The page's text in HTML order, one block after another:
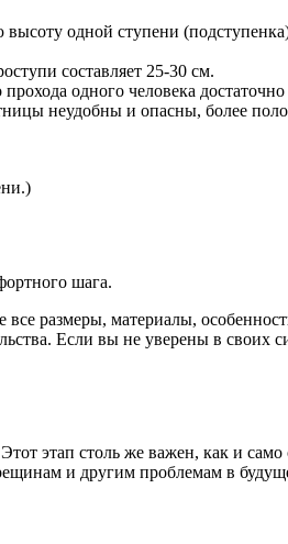
одной ступени
составляет 25-30 см.
одного человека достаточно
неудобны и опасны, более
шага.
все размеры, материалы,
Если вы не уверены в своих
этап столь же важен, как и само
и другим проблемам в